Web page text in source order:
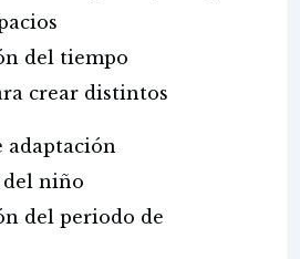
del tiempo
crear distintos
adaptación
del niño
del periodo de